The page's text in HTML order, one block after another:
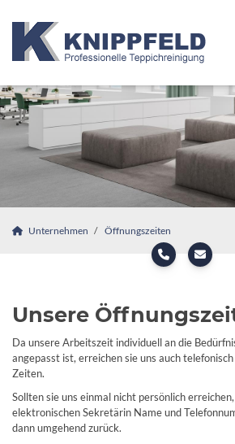
Unternehmen Öffnungszeiten
Unsere
Da unsere Arbeitszeit individuell an die
angepasst ist, erreichen sie uns auch
Zeiten.
Sollten sie uns einmal nicht persönlich
elektronischen Sekretärin Name und
dann umgehend zurück.